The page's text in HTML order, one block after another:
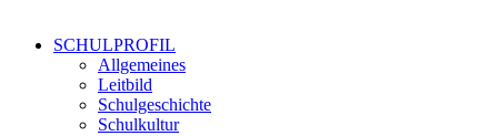
SCHULPROFIL
Allgemeines
Leitbild
Schulgeschichte
Schulkultur